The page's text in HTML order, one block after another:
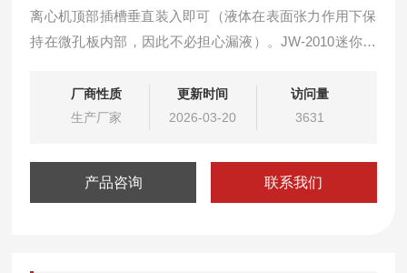
离心机顶部插槽垂直装入即可（液体在表面张力作用下保
持在微孔板内部，因此不必担心漏液）。JW-2010迷你微
调操作模式，让实验更加便捷高效。
厂商性质
生产厂家
更新时间
2026-03-20
访问量
3631
产品咨询 联系我们